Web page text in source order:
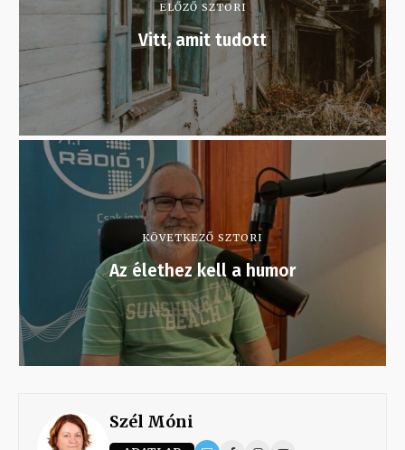
ELŐZŐ SZTORI
Vitt, amit tudott
KÖVETKEZŐ SZTORI
Az élethez kell a humor
Szél Móni